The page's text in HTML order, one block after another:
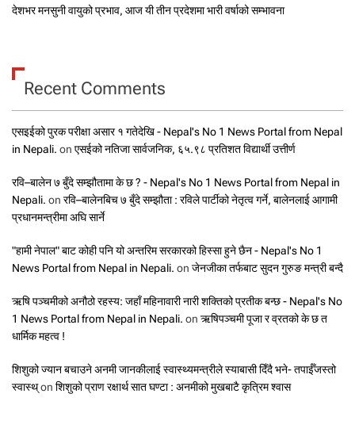
देशभर मनसुनी वायुको प्रभाव, आज यी तीन प्रदेशमा भारी वर्षाको सम्भावना
Recent Comments
एसइईको पुरक परीक्षा असार १ गतेदेखि - Nepal's No 1 News Portal from Nepal
in Nepali. on एसईको नतिजा सार्वजनिक, ६५.९८ प्रतिशत विद्यार्थी उत्तीर्ण
रवि–बालेन ७ बुँदे सम्झौतामा के छ ? - Nepal's No 1 News Portal from Nepal in
Nepali. on रवि–बालेनबिच ७ बुँदे सम्झौता : रविले पार्टीको नेतृत्व गर्ने, बालेनलाई आगामी
प्रधानमन्त्रीमा अघि सार्ने
"हामी नेपाल" बाट कोही पनि यो अन्तरिम सरकारको हिस्सा हुने छैन - Nepal's No 1
News Portal from Nepal in Nepali. on जेनजीका तर्फबाट सुदन गुरुङ मन्त्री बन्दै
ऋषि पञ्चमीको अनौठो रहस्य: जहाँ महिनावारी नारी शक्तिको प्रतीक बन्छ - Nepal's No
1 News Portal from Nepal in Nepali. on ऋषिपञ्चमी पूजा र व्रतको के छ त
धार्मिक महत्व !
शिशुको ज्यान बचाउने अनमी जानकीलाई स्वास्थ्यमन्त्रीले स्याबासी दिँदै भने- तपाईँजस्तो
स्वास्थ्on शिशुको प्राण रक्षार्थ सात घण्टा : अनमीको मुखबाटै कृत्रिम श्वास